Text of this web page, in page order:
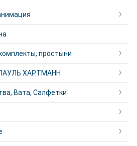
простыни
ПАУЛЬ ХАРТМАНН
Вата, Салфетки